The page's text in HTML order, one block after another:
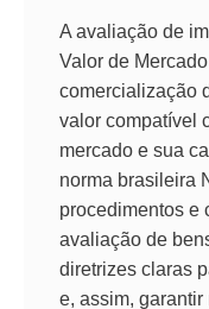
A avaliação de
Valor de
comercialização
valor compatível
mercado e sua
norma brasileira
procedimentos e
avaliação de
diretrizes claras
e, assim,